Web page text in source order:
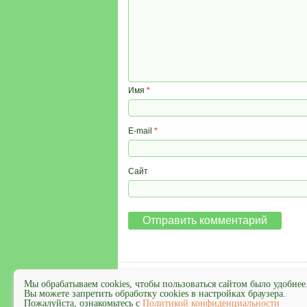
Имя *
E-mail *
Сайт
Мы обрабатываем cookies, чтобы пользоваться сайтом было
Вы можете запретить обработку cookies в настройках браузера.
Пожалуйста, ознакомьтесь с Политикой конфиденциальности